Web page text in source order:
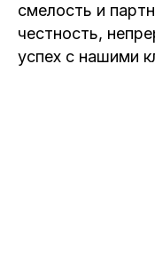
смелость и
честность,
успех с нашими